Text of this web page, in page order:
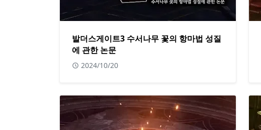
발더스게이트3 수서나무 꽃의 항마법 성질
에 관한 논문
2024/10/20